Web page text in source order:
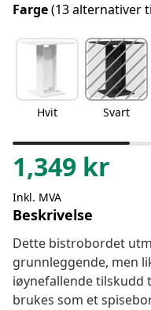
Farge(13 alternativer
Hvit Svart
1,349 kr
Inkl. MVA
Beskrivelse
Dette bistrobordet
grunnleggende, men
iøynefallende tilskudd
brukes som et